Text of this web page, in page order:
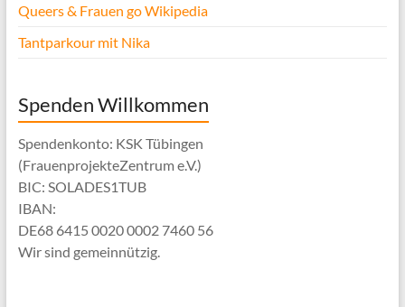
Queers & Frauen go Wikipedia
Tantparkour mit Nika
Spenden Willkommen
Spendenkonto: KSK Tübingen
(FrauenprojekteZentrum e.V.)
BIC: SOLADES1TUB
IBAN:
DE68 6415 0020 0002 7460 56
Wir sind gemeinnützig.